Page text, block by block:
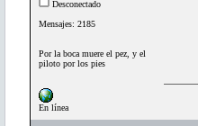
Desconectado
Mensajes: 2185
Por la boca muere el pez, y el
piloto por los pies
En línea